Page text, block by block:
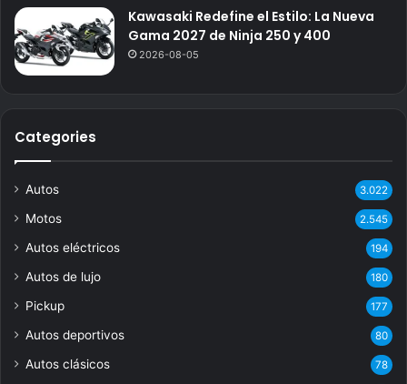
Kawasaki Redefine el Estilo: La Nueva
Gama 2027 de Ninja 250 y 400
2026-08-05
Categories
Autos 3.022
Motos 2.545
Autos eléctricos 194
Autos de lujo 180
Pickup 177
Autos deportivos 80
Autos clásicos 78